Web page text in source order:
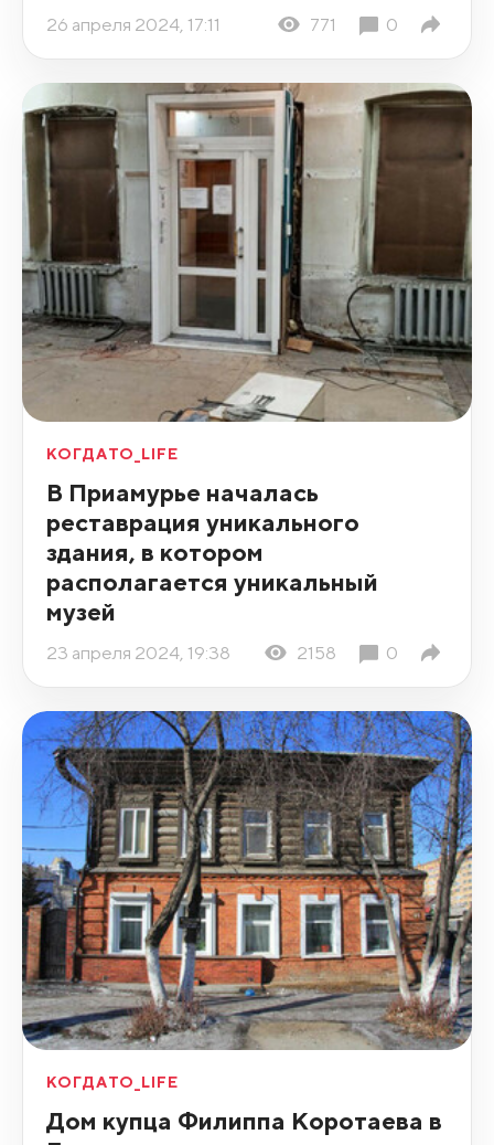
26 апреля 2024, 17:11 771 0
КОГДАТО_LIFE
В Приамурье началась
реставрация уникального
здания, в котором
располагается уникальный
музей
23 апреля 2024, 19:38 2158 0
КОГДАТО_LIFE
Дом купца Филиппа Коротаева в